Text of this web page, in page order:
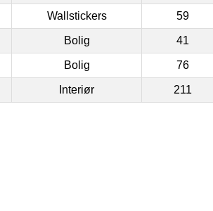
Wallstickers 59
Bolig 41
Bolig 76
Interiør 211